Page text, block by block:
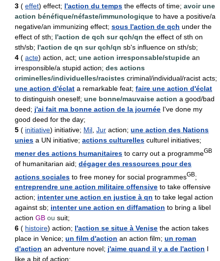
3 ( effet) effect; l'action du temps the effects of time; avoir une
action bénéfique/néfaste/immunologique to have a positive/a
negative/an immunizing effect; sous l'action de qch under the
effect of sth; l'action de qch sur qch/qn the effect of sth on
sth/sb; l'action de qn sur qch/qn sb's influence on sth/sb;
4 ( acte) action, act; une action irresponsable/stupide an
irresponsible/a stupid action; des actions
criminelles/individuelles/racistes criminal/individual/racist acts;
une action d'éclat a remarkable feat; faire une action d'éclat
to distinguish oneself; une bonne/mauvaise action a good/bad
deed; j'ai fait ma bonne action de la journée I've done my
good deed for the day;
5 ( initiative) initiative; Mil Jur action; une action des Nations
unies a UN initiative; actions culturelles culturel initiatives;
mener des actions humanitaires to carry out a programmeGB
of humanitarian aid; dégager des ressources pour des
actions sociales to free money for social programmesGB;
entreprendre une action militaire offensive to take offensive
action; intenter une action en justice à qn to take legal action
against sb; intenter une action en diffamation to bring a libel
action GB ou suit;
6 ( histoire) action; l'action se situe à Venise the action takes
place in Venice; un film d'action an action film; un roman
d'action an adventure novel; j'aime quand il y a de l'action I
like a bit of action;